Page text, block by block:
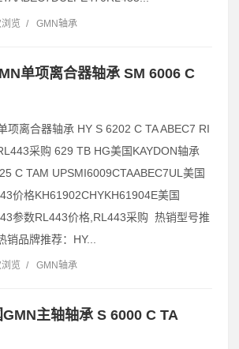
览 / GMN轴承
单项离合器轴承 SM 6006 C
项离合器轴承 HY S 6202 C TA ABEC7 RI
采购 629 TB HG美国KAYDON轴承
C TAM UPSMI6009CTAABEC7UL美国
价格KH61902CHYKH61904E美国
参数RL443价格,RL443采购 热销型号推
品牌推荐：HY...
览 / GMN轴承
主轴轴承 S 6000 C TA